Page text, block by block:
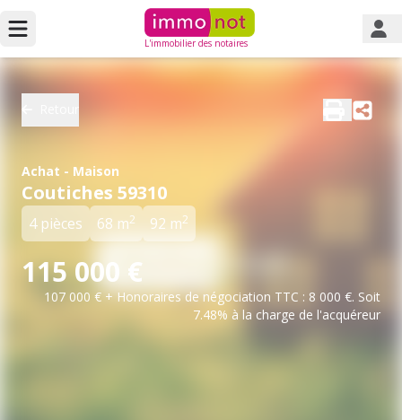
L'immobilier des notaires
Achat - Maison
Coutiches 59310
4 pièces 68 m2 92 m2
115 000 €
107 000 € + Honoraires de négociation TTC : 8 000 €. Soit
7.48% à la charge de l'acquéreur